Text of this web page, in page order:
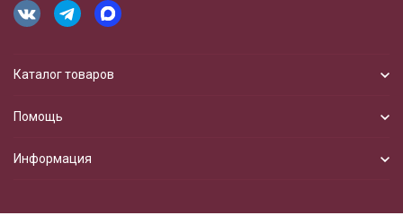
Каталог товаров
Помощь
Информация